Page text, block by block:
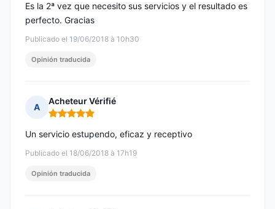
Publicado el 19/06/2018 à 10h30
Es la 2ª vez que necesito sus servicios y el resultado es
perfecto. Gracias
Opinión traducida
A
Acheteur Vérifié
Nota: 5 de 5
Publicado el 18/06/2018 à 17h19
Un servicio estupendo, eficaz y receptivo
Opinión traducida